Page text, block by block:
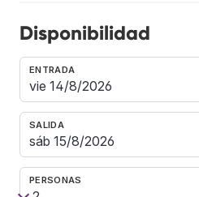
Disponibilidad
ENTRADA
SALIDA
PERSONAS